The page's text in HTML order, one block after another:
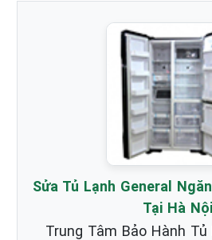
Sửa Tủ Lạnh General
Tại Hà Nội
Trung Tâm Bảo Hành Tủ